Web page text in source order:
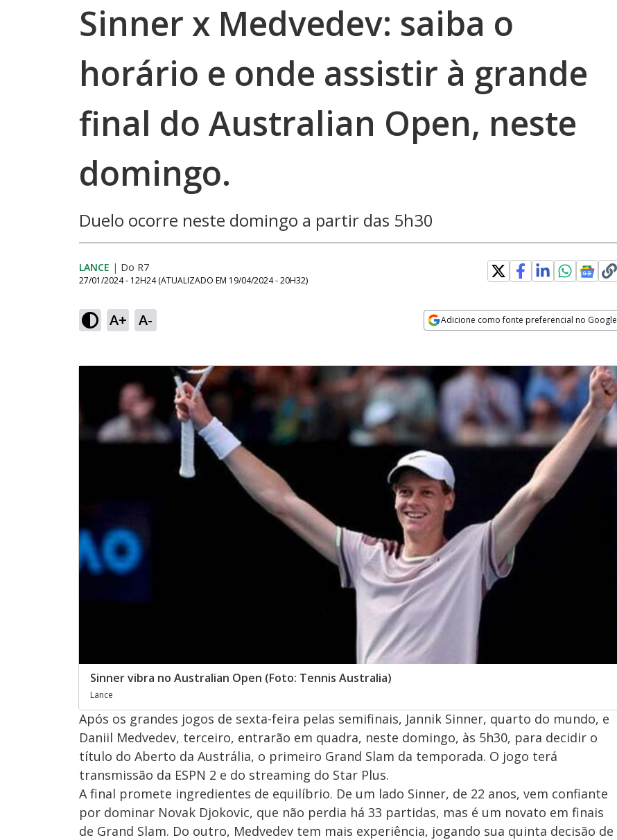
Sinner x Medvedev: saiba o
horário e onde assistir à grande
final do Australian Open, neste
domingo.
Duelo ocorre neste domingo a partir das 5h30
LANCE | Do R7
27/01/2024 - 12H24 (ATUALIZADO EM 19/04/2024 - 20H32)
A+ A- Adicione como fonte preferencial no Google
Sinner vibra no Australian Open (Foto: Tennis Australia)
Lance
Após os grandes jogos de sexta-feira pelas semifinais, Jannik Sinner, quarto do mundo, e
Daniil Medvedev, terceiro, entrarão em quadra, neste domingo, às 5h30, para decidir o
título do Aberto da Austrália, o primeiro Grand Slam da temporada. O jogo terá
transmissão da ESPN 2 e do streaming do Star Plus.
A final promete ingredientes de equilíbrio. De um lado Sinner, de 22 anos, vem confiante
por dominar Novak Djokovic, que não perdia há 33 partidas, mas é um novato em finais
de Grand Slam. Do outro, Medvedev tem mais experiência, jogando sua quinta decisão de